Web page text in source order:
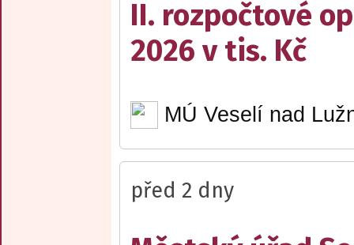
II. rozpočtové
2026 v tis. Kč
MÚ Veselí nad
před 2 dny